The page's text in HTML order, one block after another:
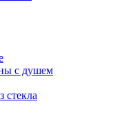
с душем
стекла